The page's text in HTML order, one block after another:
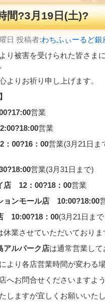
間?3月19日(土)?
日 投稿者:わちふぃーるど銀
り被害を受けられた皆さま
よりお祈り申し上げます。
営業
営業
00?16：00営業(3月21日
営業(3月31日まで)
店 12：00?18：00営業
ョンモール店 10:00?18:00
10:00?18：00(3月21日ま
休業させていただいておりま
アルパーク店は通常営業し
より各店営業時間が変わる
へお問合せくださいますよ
しますが宜しくお願いいた